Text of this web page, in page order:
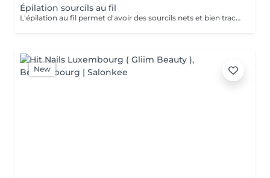
Épilation sourcils au fil
L'épilation au fil permet d'avoir des sourcils nets et bien tracés. Avec des sourcils bien dessinés, vous pourrez avoir un regard attrayant et charmant. Pas de poils incarnés Les poils incarnés sont des poils qui poussent sous la peau. Ils ne sont pas esthétiques. Ils peuvent aussi causer des inflammations et des boutons rouges douloureux. Avec l'épilation au fil, vous pouvez dire adieu aux poils incarnés. Vous aurez un résultat efficace et une peau douce. D'un autre côté, cette technique d'épilation évite les poils cassés.
New